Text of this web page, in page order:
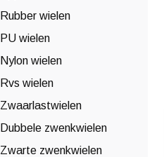
Rubber wielen
PU wielen
Nylon wielen
Rvs wielen
Zwaarlastwielen
Dubbele zwenkwielen
Zwarte zwenkwielen